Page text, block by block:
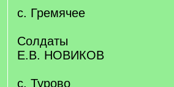
с. Гремячее
Солдаты
Е.В. НОВИКОВ
с. Турово